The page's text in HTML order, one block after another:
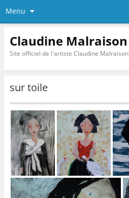
Menu
Claudine Malraison
Site officiel de l'artiste Claudine Malraison
sur toile